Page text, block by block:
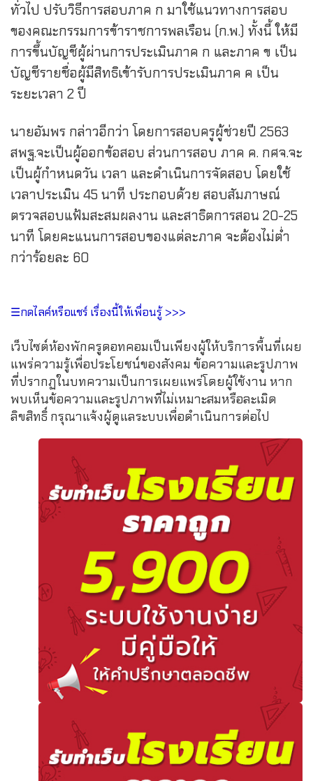
ทั่วไป ปรับวิธีการสอบภาค ก มาใช้แนวทางการสอบ
ของคณะกรรมการข้าราชการพลเรือน (ก.พ.) ทั้งนี้ ให้มี
การขึ้นบัญชีผู้ผ่านการประเมินภาค ก และภาค ข เป็น
บัญชีรายชื่อผู้มีสิทธิเข้ารับการประเมินภาค ค เป็น
ระยะเวลา 2 ปี
นายอัมพร กล่าวอีกว่า โดยการสอบครูผู้ช่วยปี 2563
สพฐ.จะเป็นผู้ออกข้อสอบ ส่วนการสอบ ภาค ค. กศจ.จะ
เป็นผู้กำหนดวัน เวลา และดำเนินการจัดสอบ โดยใช้
เวลาประเมิน 45 นาที ประกอบด้วย สอบสัมภาษณ์
ตรวจสอบแฟ้มสะสมผลงาน และสาธิตการสอน 20-25
นาที โดยคะแนนการสอบของแต่ละภาค จะต้องไม่ต่ำ
กว่าร้อยละ 60
☰กดไลค์หรือแชร์ เรื่องนี้ให้เพื่อนรู้ >>>
เว็บไซต์ห้องพักครูดอทคอมเป็นเพียงผู้ให้บริการพื้นที่เผย
แพร่ความรู้เพื่อประโยชน์ของสังคม ข้อความและรูปภาพ
ที่ปรากฏในบทความเป็นการเผยแพร่โดยผู้ใช้งาน หาก
พบเห็นข้อความและรูปภาพที่ไม่เหมาะสมหรือละเมิด
ลิขสิทธิ์ กรุณาแจ้งผู้ดูแลระบบเพื่อดำเนินการต่อไป